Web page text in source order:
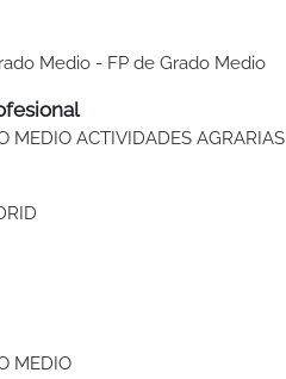
Medio - FP de Grado Medio
MEDIO ACTIVIDADES AGRARIAS
MEDIO